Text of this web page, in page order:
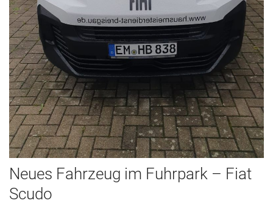
Neues Fahrzeug im Fuhrpark – Fiat
Scudo